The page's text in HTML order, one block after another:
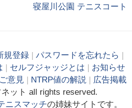
寝屋川公園 テニスコート
規登録 | パスワードを忘れたら |
| セルフジャッジとは | お知らせ
意見 | NTRP値の解説 | 広告掲載
ネット all rights reserved.
ニスマッチの姉妹サイトです。